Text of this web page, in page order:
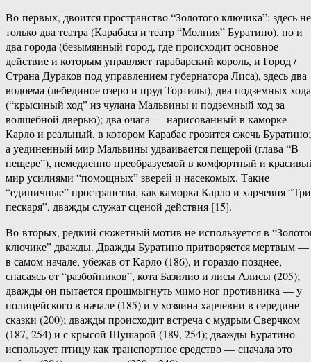
Во-первых, двоится пространство “Золотого ключика”: здесь не
только два театра (Карабаса и театр “Молния” Буратино), но и
два города (безымянный город, где происходит основное
действие и которым управляет тарабарский король, и Город /
Страна Дураков под управлением губернатора Лиса), здесь два
водоема (лебединое озеро и пруд Тортилы), два подземных хода
(“крысиный ход” из чулана Мальвины и подземный ход за
волшебной дверью); два очага — нарисованный в каморке
Карло и реальный, в котором Карабас грозится сжечь Буратино;
а уединенный мир Мальвины удваивается пещерой (глава “В
пещере”), немедленно преобразуемой в комфортный и
мир усилиями “помощных” зверей и насекомых. Такие
“единичные” пространства, как каморка Карло и харчевня “Три
пескаря”, дважды служат сценой действия [15].
Во-вторых, редкий сюжетный мотив не используется в
ключике” дважды. Дважды Буратино притворяется мертвым —
в самом начале, убежав от Карло (186), и гораздо позднее,
спасаясь от “разбойников”, кота Базилио и лисы Алисы (205);
дважды он пытается прошмыгнуть мимо ног противника — у
полицейского в начале (185) и у хозяина харчевни в середине
сказки (200); дважды происходит встреча с мудрым Сверчком
(187, 254) и с крысой Шушарой (189, 254); дважды Буратино
использует птицу как транспортное средство — сначала это